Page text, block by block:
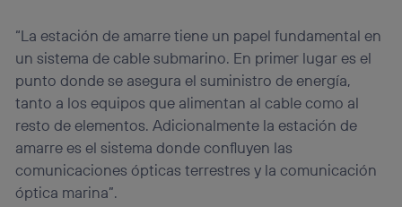
“La estación de amarre tiene un papel fundamental en
un sistema de cable submarino. En primer lugar es el
punto donde se asegura el suministro de energía,
tanto a los equipos que alimentan al cable como al
resto de elementos. Adicionalmente la estación de
amarre es el sistema donde confluyen las
comunicaciones ópticas terrestres y la comunicación
óptica marina”.